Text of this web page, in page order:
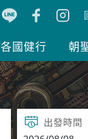
各國健行 朝
出發時間